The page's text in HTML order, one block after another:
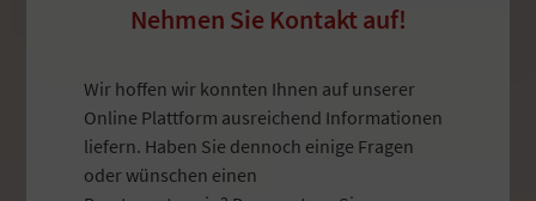
Nehmen Sie Kontakt auf!
Wir hoffen wir konnten Ihnen auf unserer
Online Plattform ausreichend Informationen
liefern. Haben Sie dennoch einige Fragen
oder wünschen einen